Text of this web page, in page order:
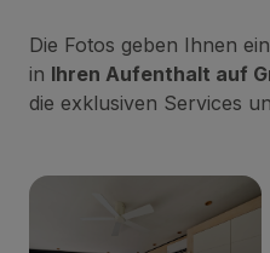
Die Fotos geben Ihnen
in Ihren Aufenthalt auf
die exklusiven Services